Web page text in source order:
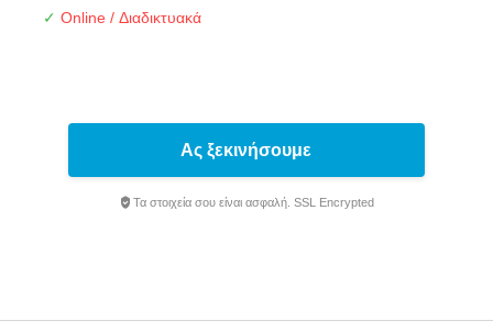
✓ Online / Διαδικτυακά
Ας ξεκινήσουμε
Τα στοιχεία σου είναι ασφαλή. SSL Encrypted